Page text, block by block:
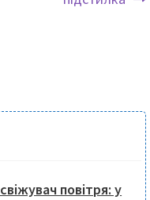
повітря: у